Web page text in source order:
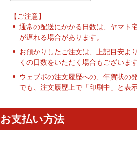
【ご注意】
通常の配送にかかる日数は、ヤマト
が遅れる場合があります。
お預かりしたご注文は、上記目安よ
くの日数をいただく場合もございま
ウェブポの注文履歴への、年賀状の
でも、注文履歴上で「印刷中」と表
お支払い方法